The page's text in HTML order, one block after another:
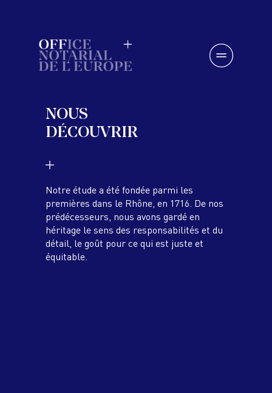
NOUS
DÉCOUVRIR
Notre étude a été fondée parmi les
premières dans le Rhône, en 1716. De nos
prédécesseurs, nous avons gardé en
héritage le sens des responsabilités et du
détail, le goût pour ce qui est juste et
équitable.